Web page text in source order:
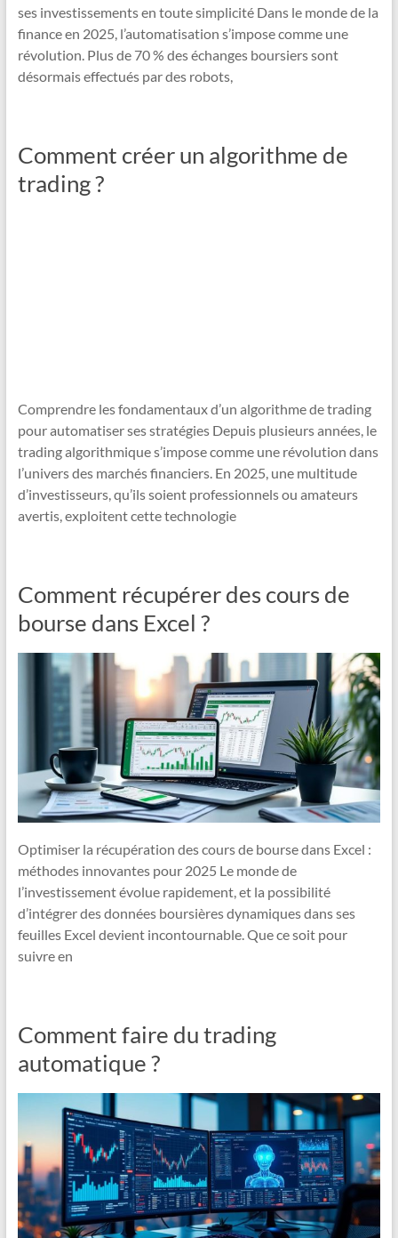
ses investissements en toute simplicité Dans le monde de la
finance en 2025, l’automatisation s’impose comme une
révolution. Plus de 70 % des échanges boursiers sont
désormais effectués par des robots,
Comment créer un algorithme de
trading ?
Comprendre les fondamentaux d’un algorithme de trading
pour automatiser ses stratégies Depuis plusieurs années, le
trading algorithmique s’impose comme une révolution dans
l’univers des marchés financiers. En 2025, une multitude
d’investisseurs, qu’ils soient professionnels ou amateurs
avertis, exploitent cette technologie
Comment récupérer des cours de
bourse dans Excel ?
Optimiser la récupération des cours de bourse dans Excel :
méthodes innovantes pour 2025 Le monde de
l’investissement évolue rapidement, et la possibilité
d’intégrer des données boursières dynamiques dans ses
feuilles Excel devient incontournable. Que ce soit pour
suivre en
Comment faire du trading
automatique ?